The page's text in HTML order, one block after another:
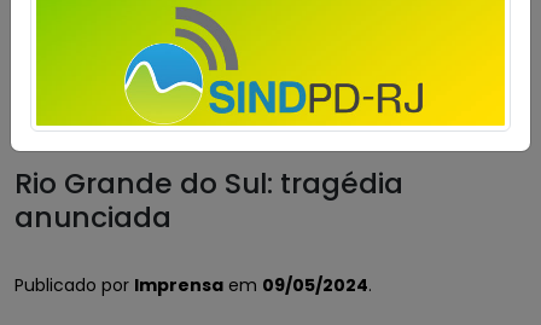
Rio Grande do Sul: tragédia
anunciada
Publicado por Imprensa em 09/05/2024.